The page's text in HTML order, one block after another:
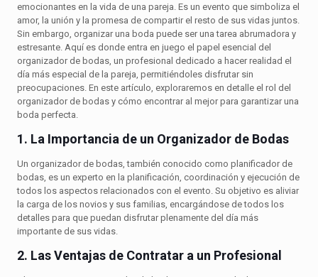
emocionantes en la vida de una pareja. Es un evento que simboliza el
amor, la unión y la promesa de compartir el resto de sus vidas juntos.
Sin embargo, organizar una boda puede ser una tarea abrumadora y
estresante. Aquí es donde entra en juego el papel esencial del
organizador de bodas, un profesional dedicado a hacer realidad el
día más especial de la pareja, permitiéndoles disfrutar sin
preocupaciones. En este artículo, exploraremos en detalle el rol del
organizador de bodas y cómo encontrar al mejor para garantizar una
boda perfecta.
1. La Importancia de un Organizador de Bodas
Un organizador de bodas, también conocido como planificador de
bodas, es un experto en la planificación, coordinación y ejecución de
todos los aspectos relacionados con el evento. Su objetivo es aliviar
la carga de los novios y sus familias, encargándose de todos los
detalles para que puedan disfrutar plenamente del día más
importante de sus vidas.
2. Las Ventajas de Contratar a un Profesional